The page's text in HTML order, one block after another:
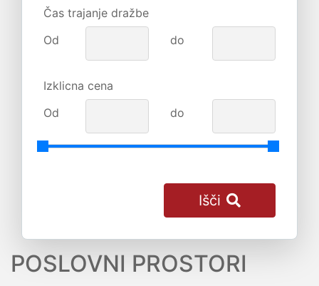
Čas trajanje dražbe
Od
do
Izklicna cena
Od
do
Išči
POSLOVNI PROSTORI